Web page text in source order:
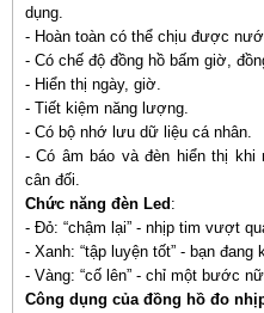
dụng.
- Hoàn toàn có thể chịu được
- Có chế độ đồng hồ bấm giờ,
- Hiển thị ngày, giờ.
- Tiết kiệm năng lượng.
- Có bộ nhớ lưu dữ liệu cá nhân.
- Có âm báo và đèn hiển thị
cân đối.
Chức năng đèn Led :
- Đỏ: “chậm lại” - nhịp tim vượt
- Xanh: “tập luyện tốt” - bạn
- Vàng: “cố lên” - chỉ một bước
Công dụng của đồng hồ đo